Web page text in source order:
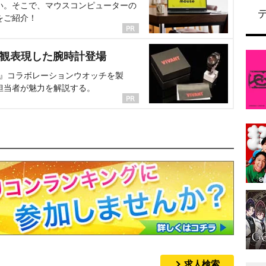
そこで、マウスコンピューターの
紹介！
表現した腕時計登場
コラボレーションウオッチを製
者が魅力を解説する。
求人検索